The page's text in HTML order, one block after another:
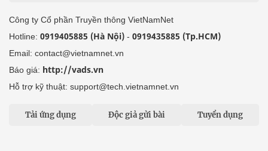
Công ty Cổ phần Truyền thông VietNamNet
Hotline: 0919405885 (Hà Nội) - 0919435885 (Tp.HCM)
Email: contact@vietnamnet.vn
Báo giá: http://vads.vn
Hỗ trợ kỹ thuật: support@tech.vietnamnet.vn
Tải ứng dụng Độc giả gửi bài Tuyển dụng